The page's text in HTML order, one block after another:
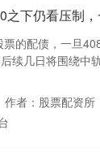
下仍看压制
的配债，一旦
续几日将围绕中
作者：股票配资所